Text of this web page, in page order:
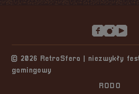
© 2026 RetroSfera | niezwykły
gamingowy
RODO